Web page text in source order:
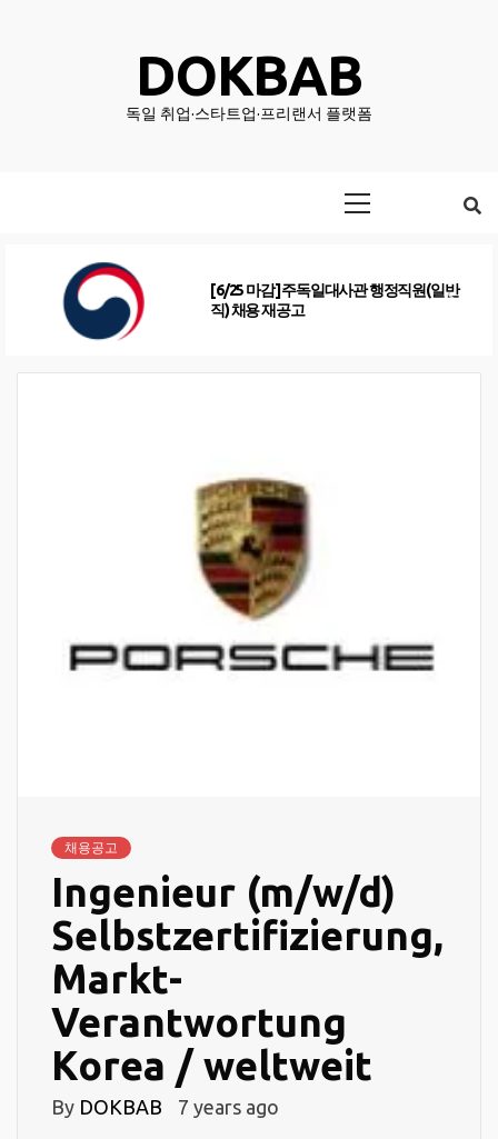
DOKBAB
독일 취업·스타트업·프리랜서 플랫폼
[6/25 마감] 주독일대사관 행정직원(일반
직) 채용 재공고
채용공고
Ingenieur (m/w/d)
Selbstzertifizierung,
Markt-
Verantwortung
Korea / weltweit
By DOKBAB 7 years ago